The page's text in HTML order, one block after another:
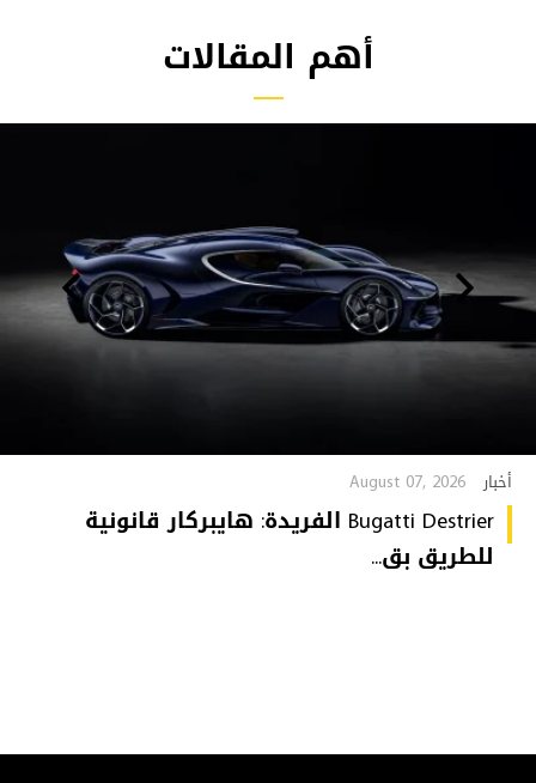
أهم المقالات
أخبار August 07, 2026
Bugatti Destrier الفريدة: هايبركار قانونية
للطريق بق...